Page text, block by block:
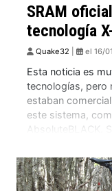
SRAM
tecnología
Quake32 el 16/
Esta noticia es
tecnologías, pero
estaban
este sistema,
AbsoluteBLACK.
de� 1×11